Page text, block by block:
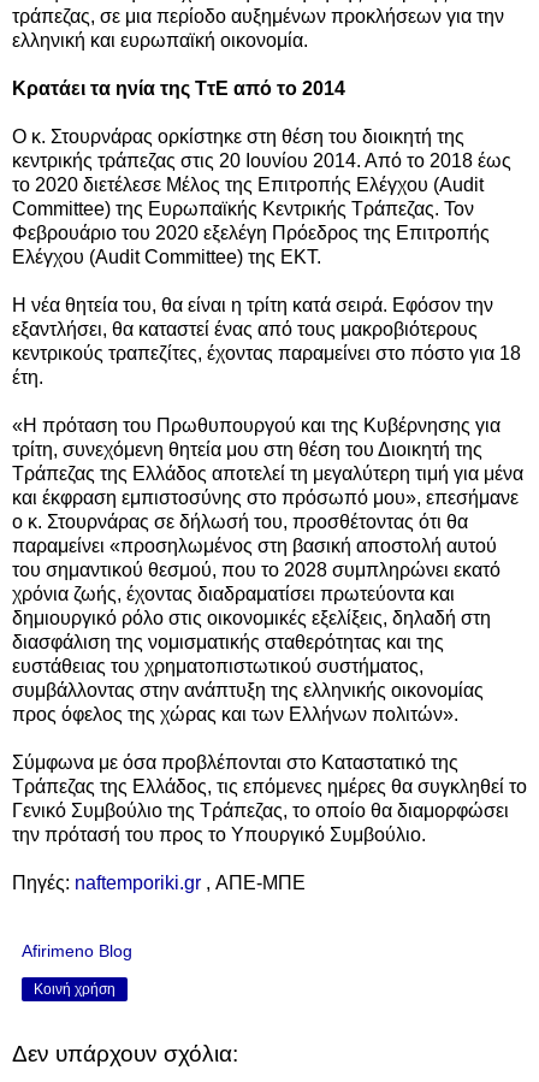
τράπεζας, σε μια περίοδο αυξημένων προκλήσεων για την
ελληνική και ευρωπαϊκή οικονομία.
Κρατάει τα ηνία της ΤτΕ από το 2014
Ο κ. Στουρνάρας ορκίστηκε στη θέση του διοικητή της
κεντρικής τράπεζας στις 20 Ιουνίου 2014. Από το 2018 έως
το 2020 διετέλεσε Μέλος της Επιτροπής Ελέγχου (Audit
Committee) της Ευρωπαϊκής Κεντρικής Τράπεζας. Τον
Φεβρουάριο του 2020 εξελέγη Πρόεδρος της Επιτροπής
Ελέγχου (Audit Committee) της ΕΚΤ.
Η νέα θητεία του, θα είναι η τρίτη κατά σειρά. Εφόσον την
εξαντλήσει, θα καταστεί ένας από τους μακροβιότερους
κεντρικούς τραπεζίτες, έχοντας παραμείνει στο πόστο για 18
έτη.
«Η πρόταση του Πρωθυπουργού και της Κυβέρνησης για
τρίτη, συνεχόμενη θητεία μου στη θέση του Διοικητή της
Τράπεζας της Ελλάδος αποτελεί τη μεγαλύτερη τιμή για μένα
και έκφραση εμπιστοσύνης στο πρόσωπό μου», επεσήμανε
ο κ. Στουρνάρας σε δήλωσή του, προσθέτοντας ότι θα
παραμείνει «προσηλωμένος στη βασική αποστολή αυτού
του σημαντικού θεσμού, που το 2028 συμπληρώνει εκατό
χρόνια ζωής, έχοντας διαδραματίσει πρωτεύοντα και
δημιουργικό ρόλο στις οικονομικές εξελίξεις, δηλαδή στη
διασφάλιση της νομισματικής σταθερότητας και της
ευστάθειας του χρηματοπιστωτικού συστήματος,
συμβάλλοντας στην ανάπτυξη της ελληνικής οικονομίας
προς όφελος της χώρας και των Ελλήνων πολιτών».
Σύμφωνα με όσα προβλέπονται στο Καταστατικό της
Τράπεζας της Ελλάδος, τις επόμενες ημέρες θα συγκληθεί το
Γενικό Συμβούλιο της Τράπεζας, το οποίο θα διαμορφώσει
την πρότασή του προς το Υπουργικό Συμβούλιο.
Πηγές: naftemporiki.gr , ΑΠΕ-ΜΠΕ
Afirimeno Blog
Κοινή χρήση
Δεν υπάρχουν σχόλια: